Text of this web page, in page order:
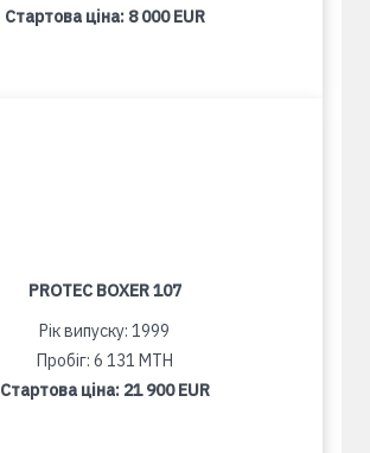
Стартова ціна: 8 000 EUR
PROTEC BOXER 107
Рік випуску: 1999
Пробіг: 6 131 MTH
Стартова ціна: 21 900 EUR